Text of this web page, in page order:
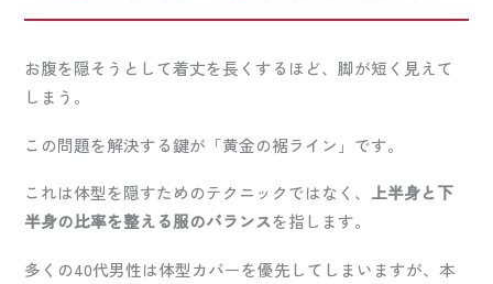
お腹を隠そうとして着丈を長くするほど、脚が短く見えて
しまう。
この問題を解決する鍵が「黄金の裾ライン」です。
これは体型を隠すためのテクニックではなく、 上半身と下
半身の比率を整える服のバランスを指します。
多くの40代男性は体型カバーを優先してしまいますが、本